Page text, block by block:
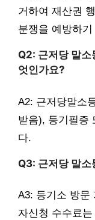
거하여 재산권
분쟁을 예방하
Q2: 근저당 말소
엇인가요?
A2: 근저당말소
받음), 등기필증
다.
Q3: 근저당 말소
A3: 등기소 방문
자신청 수수료